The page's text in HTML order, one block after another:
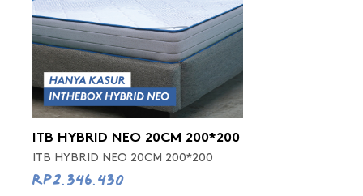
ITB HYBRID NEO 20CM 200*200
ITB HYBRID NEO 20CM 200*200
Rp2.346.430